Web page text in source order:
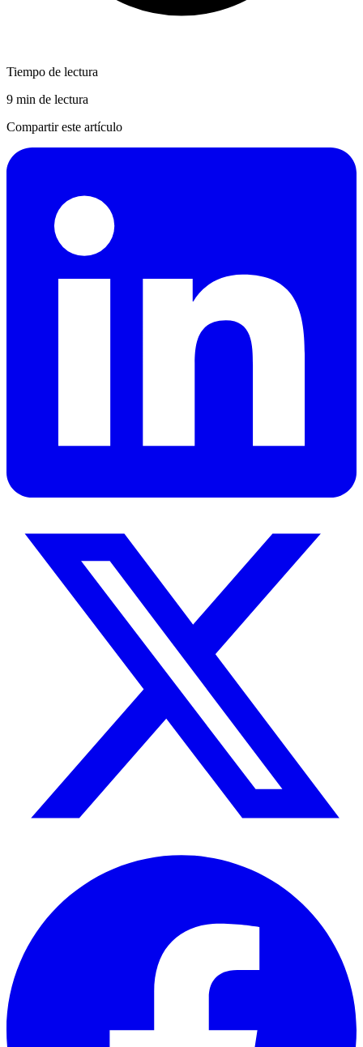
Tiempo de lectura
9 min de lectura
Compartir este artículo